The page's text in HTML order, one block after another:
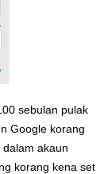
sebulan pulak
Google korang
akaun
korang kena set